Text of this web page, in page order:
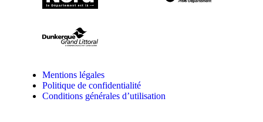
Mentions légales
Politique de confidentialité
Conditions générales d’utilisation